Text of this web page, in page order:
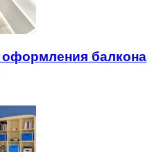
балкона